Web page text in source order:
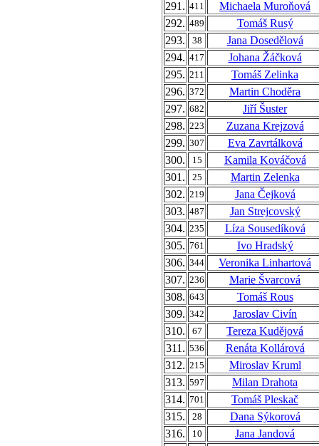
291. 411
Michaela Muroňová
292. 489
Tomáš Rusý
293.
38
Jana Dosedělová
294. 417
Johana Žáčková
295. 211
Tomáš Zelinka
296. 372
Martin Choděra
297. 682
Jiří Šuster
298. 223
Zuzana Krejzová
299. 307
Eva Zavrtálková
300.
15
Kamila Kováčová
301.
25
Martin Zelenka
302. 219
Jana Čejková
303. 487
Jan Strejcovský
304. 235
Líza Sousedíková
305. 761
Ivo Hradský
306. 344
Veronika Linhartová
307. 236
Marie Švarcová
308. 643
Tomáš Rous
309. 342
Jaroslav Civín
310.
67
Tereza Kudějová
311. 536
Renáta Kollárová
312. 215
Miroslav Kruml
313. 597
Milan Drahota
314. 701
Tomáš Pleskač
315.
28
Dana Sýkorová
316.
10
Jana Jandová